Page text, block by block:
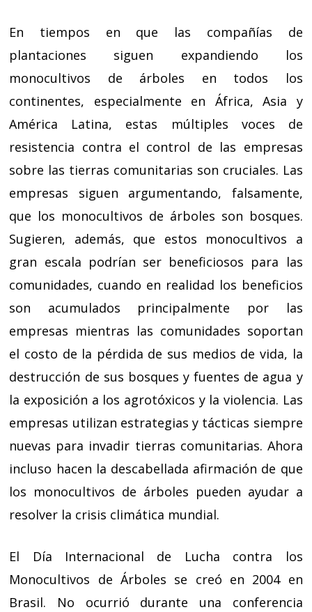
En tiempos en que las compañías de
plantaciones siguen expandiendo los
monocultivos de árboles en todos los
continentes, especialmente en África, Asia y
América Latina, estas múltiples voces de
resistencia contra el control de las empresas
sobre las tierras comunitarias son cruciales. Las
empresas siguen argumentando, falsamente,
que los monocultivos de árboles son bosques.
Sugieren, además, que estos monocultivos a
gran escala podrían ser beneficiosos para las
comunidades, cuando en realidad los beneficios
son acumulados principalmente por las
empresas mientras las comunidades soportan
el costo de la pérdida de sus medios de vida, la
destrucción de sus bosques y fuentes de agua y
la exposición a los agrotóxicos y la violencia. Las
empresas utilizan estrategias y tácticas siempre
nuevas para invadir tierras comunitarias. Ahora
incluso hacen la descabellada afirmación de que
los monocultivos de árboles pueden ayudar a
resolver la crisis climática mundial.
El Día Internacional de Lucha contra los
Monocultivos de Árboles se creó en 2004 en
Brasil. No ocurrió durante una conferencia